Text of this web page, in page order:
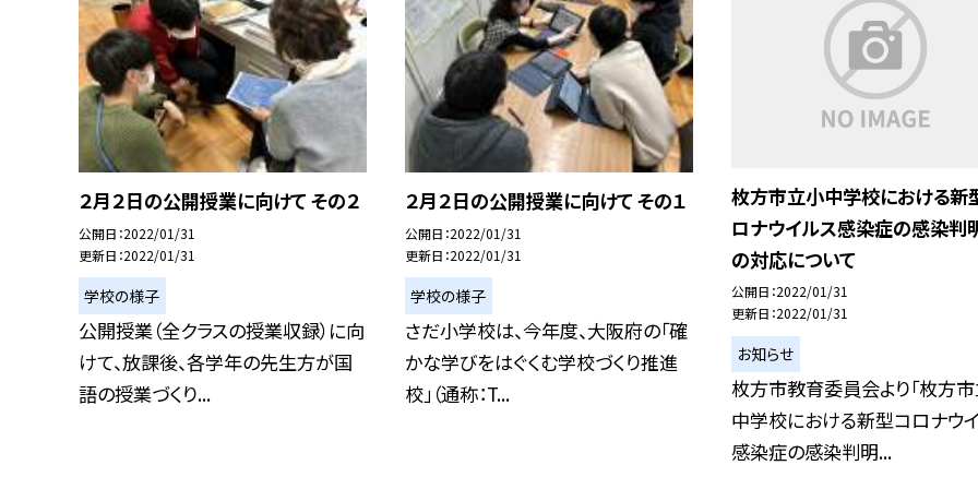
２月２日の公開授業に向けて その２
公開日 2022/01/31
更新日 2022/01/31
学校の様子
公開授業（全クラスの授業収録）に向
けて、放課後、各学年の先生方が国
語の授業づくり...
２月２日の公開授業に向けて その１
公開日 2022/01/31
更新日 2022/01/31
学校の様子
さだ小学校は、今年度、大阪府の「確
かな学びをはぐくむ学校づくり推進
校」（通称：T...
枚方市立小中学校における新
ロナウイルス感染症の感染判
の対応について
公開日 2022/01/31
更新日 2022/01/31
お知らせ
枚方市教育委員会より「枚方
中学校における新型コロナウ
感染症の感染判明...